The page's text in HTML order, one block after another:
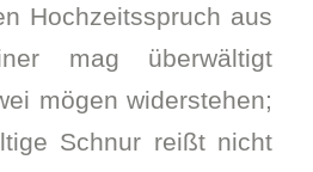
Hochzeitsspruch aus
mag überwältigt
mögen widerstehen;
Schnur reißt nicht